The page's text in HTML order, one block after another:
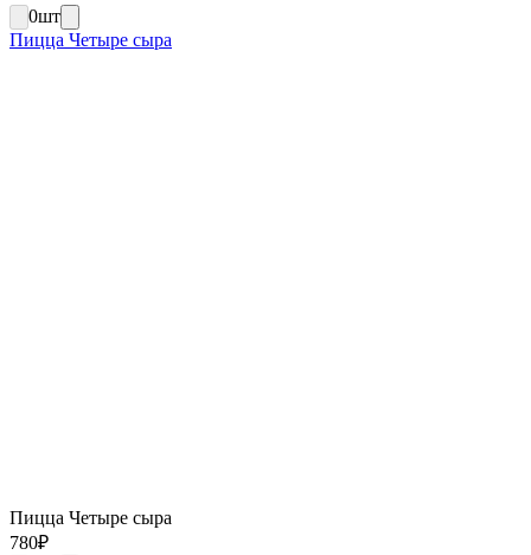
0шт
Пицца Четыре сыра
Пицца Четыре сыра
780₽